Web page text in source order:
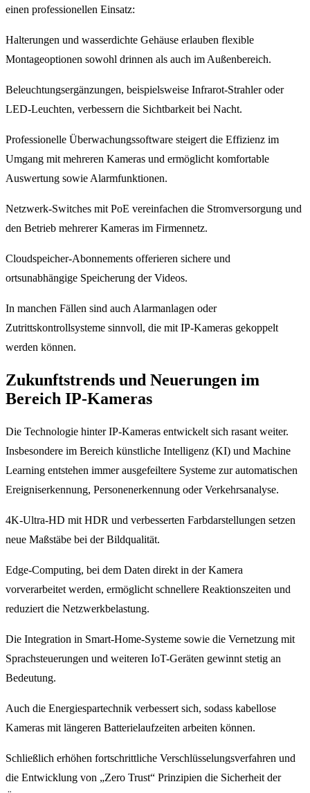
einen professionellen Einsatz:
Halterungen und wasserdichte Gehäuse erlauben flexible
Montageoptionen sowohl drinnen als auch im Außenbereich.
Beleuchtungsergänzungen, beispielsweise Infrarot-Strahler oder
LED-Leuchten, verbessern die Sichtbarkeit bei Nacht.
Professionelle Überwachungssoftware steigert die Effizienz im
Umgang mit mehreren Kameras und ermöglicht komfortable
Auswertung sowie Alarmfunktionen.
Netzwerk-Switches mit PoE vereinfachen die Stromversorgung und
den Betrieb mehrerer Kameras im Firmennetz.
Cloudspeicher-Abonnements offerieren sichere und
ortsunabhängige Speicherung der Videos.
In manchen Fällen sind auch Alarmanlagen oder
Zutrittskontrollsysteme sinnvoll, die mit IP-Kameras gekoppelt
werden können.
Zukunftstrends und Neuerungen im
Bereich IP-Kameras
Die Technologie hinter IP-Kameras entwickelt sich rasant weiter.
Insbesondere im Bereich künstliche Intelligenz (KI) und Machine
Learning entstehen immer ausgefeiltere Systeme zur automatischen
Ereigniserkennung, Personenerkennung oder Verkehrsanalyse.
4K-Ultra-HD mit HDR und verbesserten Farbdarstellungen setzen
neue Maßstäbe bei der Bildqualität.
Edge-Computing, bei dem Daten direkt in der Kamera
vorverarbeitet werden, ermöglicht schnellere Reaktionszeiten und
reduziert die Netzwerkbelastung.
Die Integration in Smart-Home-Systeme sowie die Vernetzung mit
Sprachsteuerungen und weiteren IoT-Geräten gewinnt stetig an
Bedeutung.
Auch die Energiespartechnik verbessert sich, sodass kabellose
Kameras mit längeren Batterielaufzeiten arbeiten können.
Schließlich erhöhen fortschrittliche Verschlüsselungsverfahren und
die Entwicklung von „Zero Trust“ Prinzipien die Sicherheit der